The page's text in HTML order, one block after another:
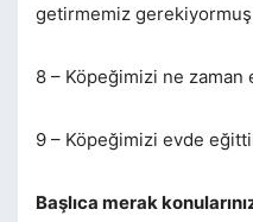
getirmemiz
8 – Köpeğimizi ne
9 – Köpeğimizi evde
Başlıca merak